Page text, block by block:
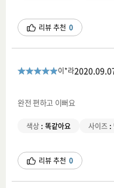
리뷰 추천 0
이*라
완전 편하고 이뻐요
색상 : 똑같아요 사이즈 :
리뷰 추천 0